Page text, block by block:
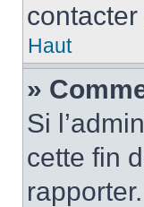
Haut
»
Si
cette fin